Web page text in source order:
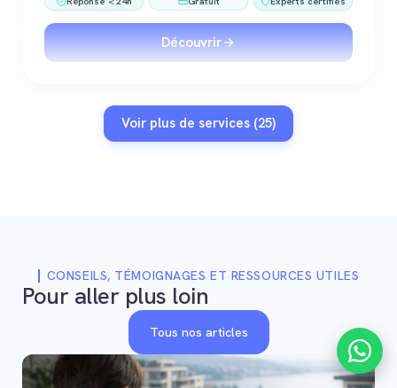
Découvrir
Voir plus de services (25)
CONSEILS, TÉMOIGNAGES ET RESSOURCES UTILES
Pour aller plus loin
Tous nos articles